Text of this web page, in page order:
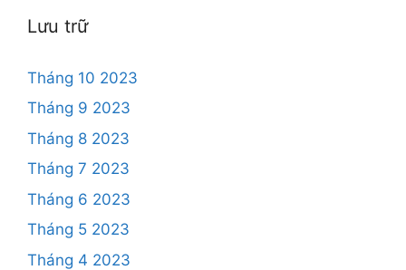
Lưu trữ
Tháng 10 2023
Tháng 9 2023
Tháng 8 2023
Tháng 7 2023
Tháng 6 2023
Tháng 5 2023
Tháng 4 2023